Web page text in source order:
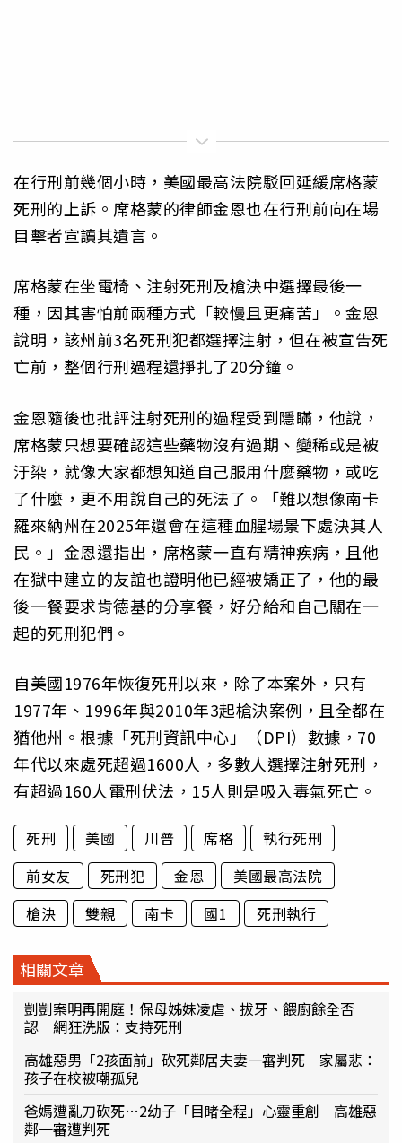
在行刑前幾個小時，美國最高法院駁回延緩席格蒙
死刑的上訴。席格蒙的律師金恩也在行刑前向在場
目擊者宣讀其遺言。
席格蒙在坐電椅、注射死刑及槍決中選擇最後一
種，因其害怕前兩種方式「較慢且更痛苦」。金恩
說明，該州前3名死刑犯都選擇注射，但在被宣告死
亡前，整個行刑過程還掙扎了20分鐘。
金恩隨後也批評注射死刑的過程受到隱瞞，他說，
席格蒙只想要確認這些藥物沒有過期、變稀或是被
汙染，就像大家都想知道自己服用什麼藥物，或吃
了什麼，更不用說自己的死法了。「難以想像南卡
羅來納州在2025年還會在這種血腥場景下處決其人
民。」金恩還指出，席格蒙一直有精神疾病，且他
在獄中建立的友誼也證明他已經被矯正了，他的最
後一餐要求肯德基的分享餐，好分給和自己關在一
起的死刑犯們。
自美國1976年恢復死刑以來，除了本案外，只有
1977年、1996年與2010年3起槍決案例，且全都在
猶他州。根據「死刑資訊中心」（DPI）數據，70
年代以來處死超過1600人，多數人選擇注射死刑，
有超過160人電刑伏法，15人則是吸入毒氣死亡。
死刑 美國 川普 席格
執行死刑
前女友
死刑犯 金恩
美國最高法院
槍決
雙親 南卡 國1 死刑執行
相關文章
剴剴案明再開庭！保母姊妹凌虐、拔牙、餵廚餘全否
認 網狂洗版：支持死刑
高雄惡男「2孩面前」砍死鄰居夫妻一審判死 家屬悲：
孩子在校被嘲孤兒
爸媽遭亂刀砍死…2幼子「目睹全程」心靈重創 高雄惡
鄰一審遭判死